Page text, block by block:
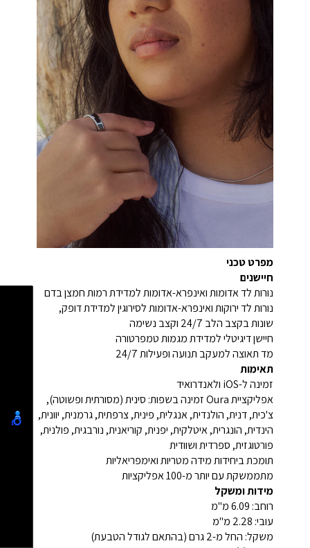
מפרט טכני
חיישנים
נורות לד אדומות ואינפרא-אדומות למדידת רמות חמצן בדם
נורות לד ירוקות ואינפרא-אדומות לסירוגין למדידת דופק,
שונות בקצב הלב 24/7 וקצב נשימה
חיישן דיגיטלי למדידת מגמות טמפרטורה
מד תאוצה למעקב תנועה ופעילות 24/7
תאימות
זמינה ל-iOS ולאנדרואיד
אפליקציית Oura זמינה בשפות: סינית (מסורתית ופשוטה),
צ'כית, דנית, הולנדית, אנגלית, פינית, צרפתית, גרמנית, יוונית,
הינדית, הונגרית, איטלקית, יפנית, קוריאנית, נורבגית, פולנית,
פורטוגזית, ספרדית ושוודית
תומכת ביחידות מידה מטריות ואימפריאליות
מתממשקת עם יותר מ-100 אפליקציות
מידות ומשקל
רוחב: 6.09 מ"מ
עובי: 2.28 מ"מ
משקל: החל מ-2 גרם (בהתאם לגודל הטבעת)